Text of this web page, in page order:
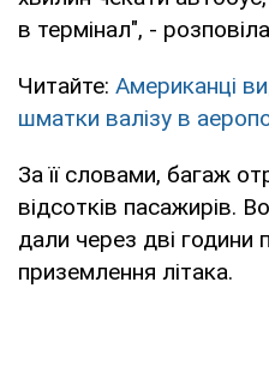
в термінал", -
Читайте: Американці
шматки валізу в
За її словами, багаж
відсотків пасажирів.
дали через дві години
приземлення літака.